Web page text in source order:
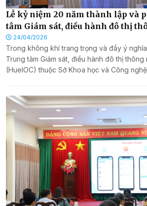
Lễ kỷ niệm 20 năm thành lập và
tâm Giám sát, điều hành đô thị
phố Huế
24/04/2026
Trong không khí trang trọng và đầy ý
Trung tâm Giám sát, điều hành đô thị thông
(HueIOC) thuộc Sở Khoa học và Công
đường đã qua, tri ân những đóng góp của
cán bộ, viên chức và người lao động của
kỳ, đồng thời khẳng định quyết tâm tiếp
đường phía trước.